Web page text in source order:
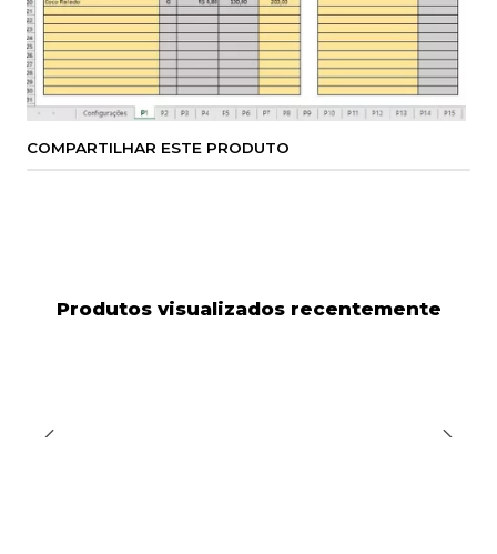
COMPARTILHAR ESTE PRODUTO
Produtos visualizados recentemente